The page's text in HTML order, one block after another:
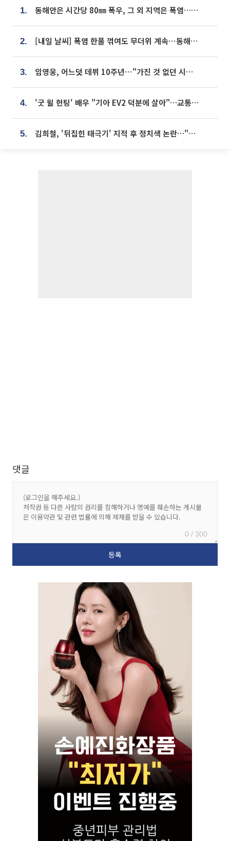
1. 동해안은 시간당 80㎜ 폭우, 그 외 지역은 폭염…‘극과 극 날씨’
2. [내일 날씨] 폭염 한풀 꺾여도 무더위 계속⋯동해안 이틀 연속 비
3. 임영웅, 어느덧 데뷔 10주년⋯"가진 것 없던 시절, 내 앞엔 20명의 팬뿐"
4. '굿 윌 헌팅' 배우 "기아 EV2 덕분에 살아"…교통사고 후 안전성 극찬
5. 김희철, '뒤집힌 태극기' 지적 후 정치색 논란…"좌우 떠나 우리나라 국기"
댓글
0 / 300